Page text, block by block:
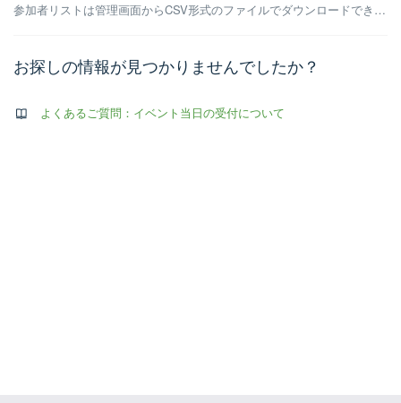
参加者リストは管理画面からCSV形式のファイルでダウンロードできます。ダウンロードしたファイルは、エクセルなどで編集や加工が可能です。 1. イベント編集画面の [参加者] をクリックします。 2. 参加者一覧画面の [参加者リスト(CSV)] をクリックします。 3. CSV...
お探しの情報が見つかりませんでしたか？
よくあるご質問：イベント当日の受付について